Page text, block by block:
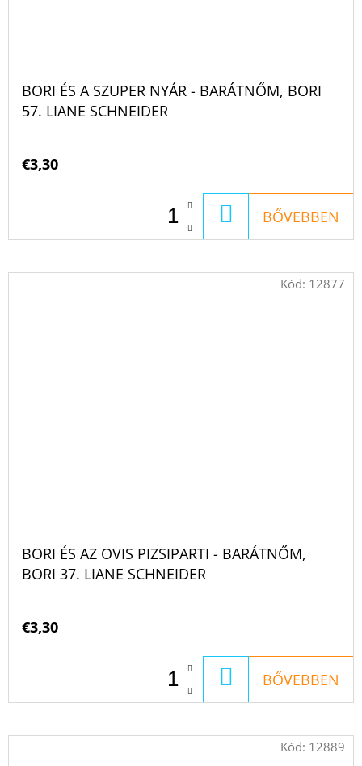
BORI ÉS A SZUPER NYÁR - BARÁTNŐM, BORI
57. LIANE SCHNEIDER
€3,30
KOSÁRBA
BŐVEBBEN
BORI ÉS AZ OVIS PIZSIPARTI - BARÁTNŐM,
BORI 37. LIANE SCHNEIDER
€3,30
KOSÁRBA
BŐVEBBEN
Kód: 12877
Kód: 12889